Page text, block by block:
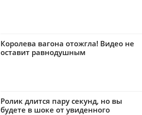
Королева вагона отожгла! Видео не
оставит равнодушным
Ролик длится пару секунд, но вы
будете в шоке от увиденного